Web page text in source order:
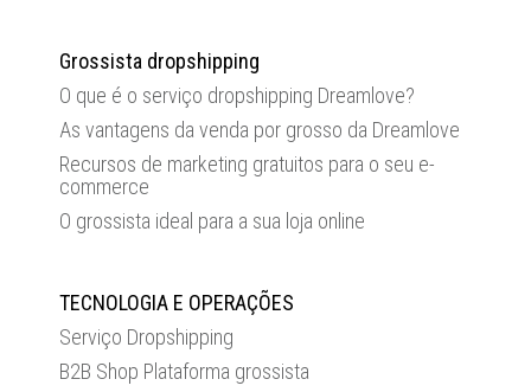
Grossista dropshipping
O que é o serviço dropshipping Dreamlove?
As vantagens da venda por grosso da Dreamlove
Recursos de marketing gratuitos para o seu e-
commerce
O grossista ideal para a sua loja online
TECNOLOGIA E OPERAÇÕES
Serviço Dropshipping
B2B Shop Plataforma grossista